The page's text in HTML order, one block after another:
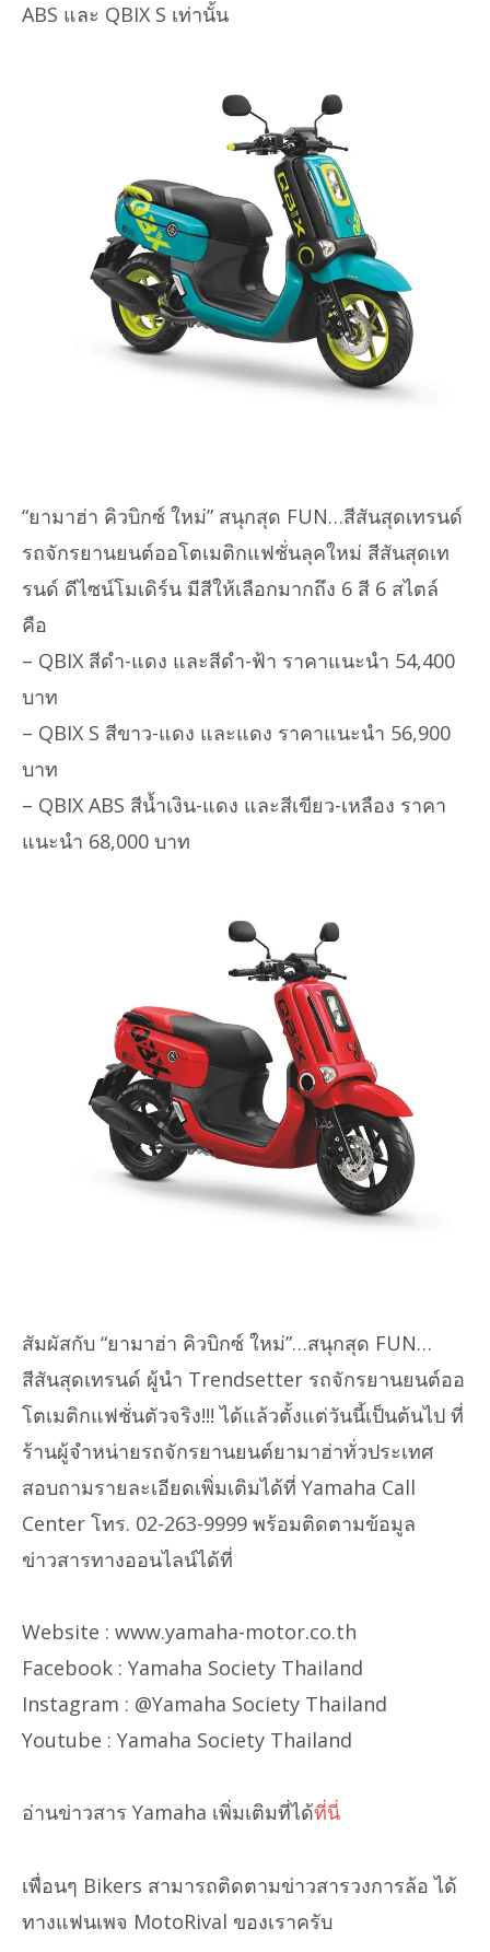
ABS และ QBIX S เท่านั้น
“ยามาฮ่า คิวบิกซ์ ใหม่” สนุกสุด FUN…สีสันสุดเทรนด์
รถจักรยานยนต์ออโตเมติกแฟชั่นลุคใหม่ สีสันสุดเท
รนด์ ดีไซน์โมเดิร์น มีสีให้เลือกมากถึง 6 สี 6 สไตล์
คือ
– QBIX สีดำ-แดง และสีดำ-ฟ้า ราคาแนะนำ 54,400
บาท
– QBIX S สีขาว-แดง และแดง ราคาแนะนำ 56,900
บาท
– QBIX ABS สีน้ำเงิน-แดง และสีเขียว-เหลือง ราคา
แนะนำ 68,000 บาท
สัมผัสกับ “ยามาฮ่า คิวบิกซ์ ใหม่”…สนุกสุด FUN…
สีสันสุดเทรนด์ ผู้นำ Trendsetter รถจักรยานยนต์ออ
โตเมติกแฟชั่นตัวจริง!!! ได้แล้วตั้งแต่วันนี้เป็นต้นไป ที่
ร้านผู้จำหน่ายรถจักรยานยนต์ยามาฮ่าทั่วประเทศ
สอบถามรายละเอียดเพิ่มเติมได้ที่ Yamaha Call
Center โทร. 02-263-9999 พร้อมติดตามข้อมูล
ข่าวสารทางออนไลน์ได้ที่
Website : www.yamaha-motor.co.th
Facebook : Yamaha Society Thailand
Instagram : @Yamaha Society Thailand
Youtube : Yamaha Society Thailand
อ่านข่าวสาร Yamaha เพิ่มเติมที่ได้ที่นี่
เพื่อนๆ Bikers สามารถติดตามข่าวสารวงการล้อ ได้
ทางแฟนเพจ MotoRival ของเราครับ